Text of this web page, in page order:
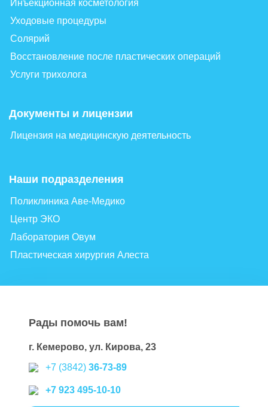
Инъекционная косметология
Уходовые процедуры
Солярий
Восстановление после пластических операций
Услуги трихолога
Документы и лицензии
Лицензия на медицинскую деятельность
Наши подразделения
Поликлиника Аве-Медико
Центр ЭКО
Лаборатория Овум
Пластическая хирургия Алеста
Рады помочь вам!
г. Кемерово, ул. Кирова, 23
+7 (3842) 36-73-89
+7 923 495-10-10